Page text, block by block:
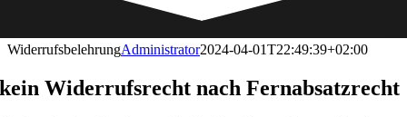
WiderrufsbelehrungAdministrator2024-04-01T22:49:39+02:00
kein Widerrufsrecht nach Fernabsatzrecht